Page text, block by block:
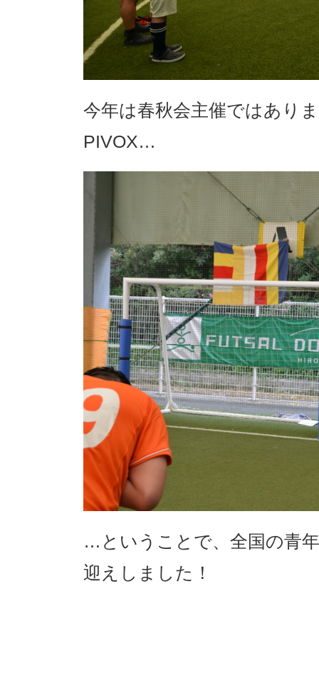
今年は春秋会主催ではあり
PIVOX…
…ということで、全国の青
迎えしました！